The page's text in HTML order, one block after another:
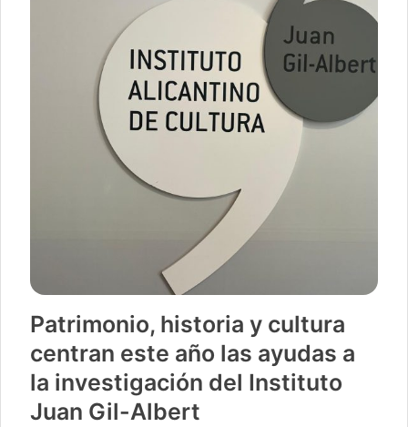
Patrimonio, historia y cultura
centran este año las ayudas a
la investigación del Instituto
Juan Gil-Albert